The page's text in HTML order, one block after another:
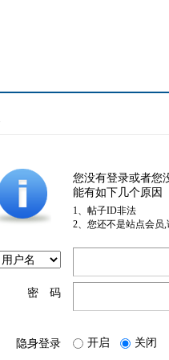
您没有登录或者您
能有如下几个原因
1、帖子ID非法
2、您还不是站点会员
密 码
隐身登录 开启 关闭